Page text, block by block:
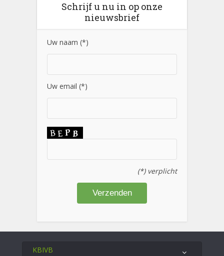
Schrijf u nu in op onze
nieuwsbrief
Uw naam (*)
Uw email (*)
(*) verplicht
KBIVB